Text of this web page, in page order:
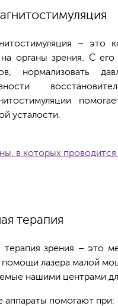
– это
органы зрения. С
нормализовать
усталости.
в которых
терапия
терапия зрения – это
помощи лазера малой
нашими центрами
аппараты помогают при: